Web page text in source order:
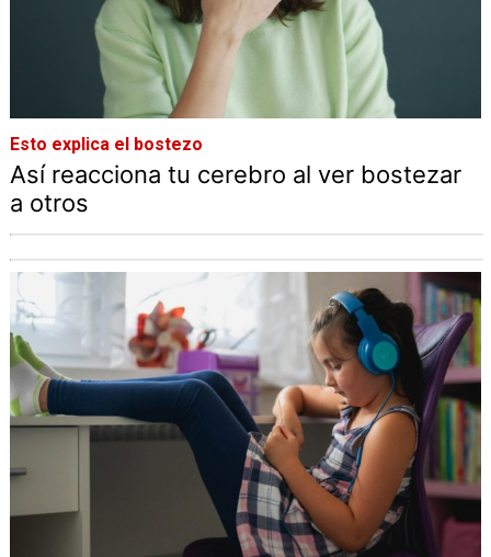
Esto explica el bostezo
Así reacciona tu cerebro al ver bostezar
a otros